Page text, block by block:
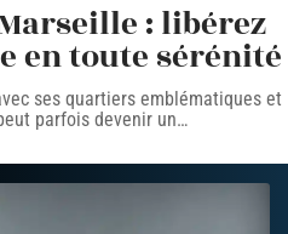
: libérez
en toute sérénité
ses quartiers emblématiques et
parfois devenir un…